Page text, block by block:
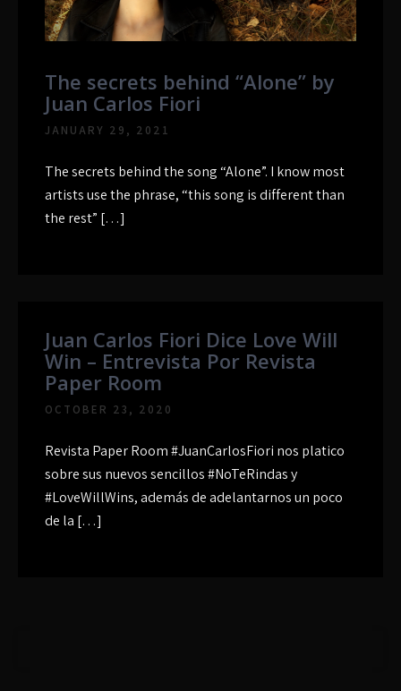
The secrets behind “Alone” by
Juan Carlos Fiori
JANUARY 29, 2021
The secrets behind the song “Alone”. I know most
artists use the phrase, “this song is different than
the rest” […]
Juan Carlos Fiori Dice Love Will
Win – Entrevista Por Revista
Paper Room
OCTOBER 23, 2020
Revista Paper Room #JuanCarlosFiori​ nos platico
sobre sus nuevos sencillos #NoTeRindas​ y
#LoveWillWins​, además de adelantarnos un poco
de la […]